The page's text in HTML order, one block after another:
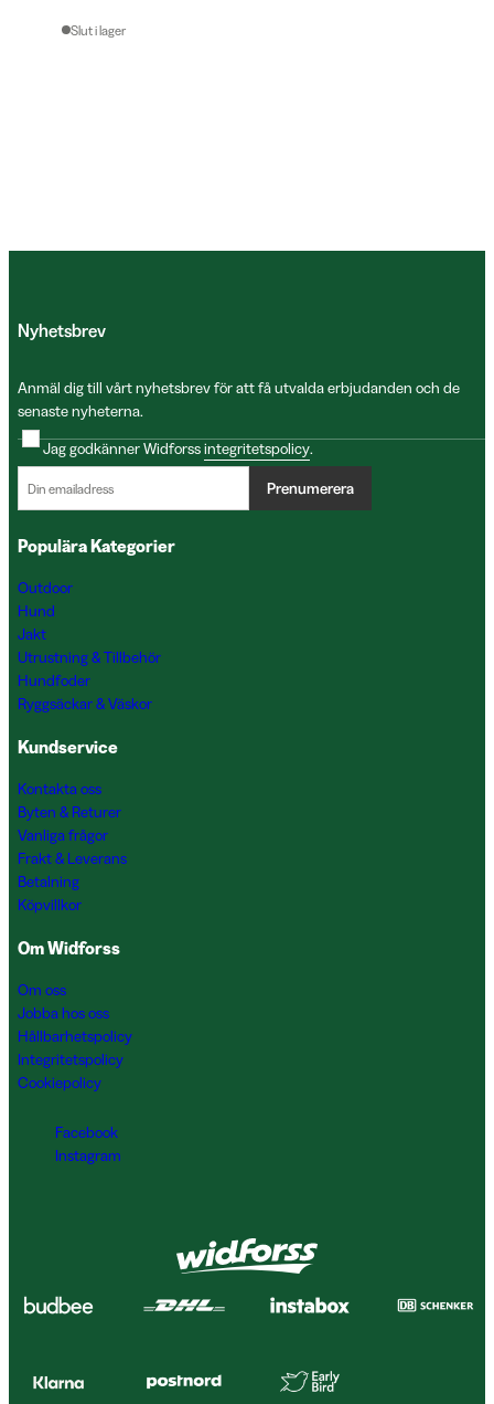
Slut i lager
Nyhetsbrev
Anmäl dig till vårt nyhetsbrev för att få utvalda erbjudanden och de
senaste nyheterna.
Jag godkänner Widforssintegritetspolicy.
Prenumerera
Populära Kategorier
Outdoor
Hund
Jakt
Utrustning & Tillbehör
Hundfoder
Ryggsäckar & Väskor
Kundservice
Kontakta oss
Byten & Returer
Vanliga frågor
Frakt & Leverans
Betalning
Köpvillkor
Om Widforss
Om oss
Jobba hos oss
Hållbarhetspolicy
Integritetspolicy
Cookiepolicy
Facebook
Instagram